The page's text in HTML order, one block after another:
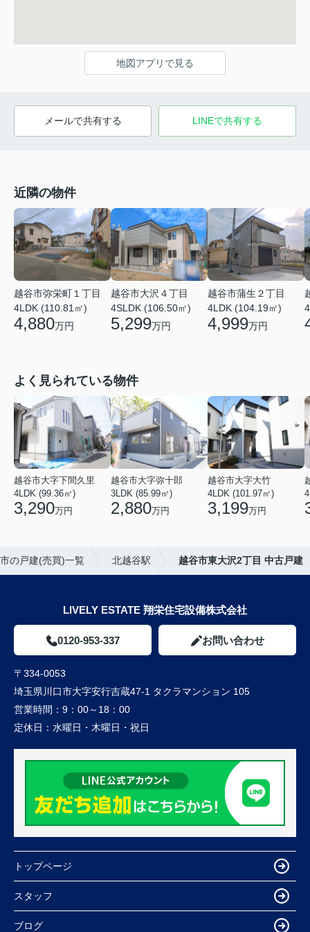
地図アプリで見る
メールで共有する LINEで共有する
近隣の物件
越谷市弥栄町１丁目
4LDK (110.81㎡)
4,880万円
越谷市大沢４丁目
4SLDK (106.50㎡)
5,299万円
越谷市蒲生２丁目
4LDK (104.19㎡)
4,999万円
よく見られている物件
越谷市大字下間久里
4LDK (99.36㎡)
3,290万円
越谷市大字弥十郎
3LDK (85.99㎡)
2,880万円
越谷市大字大竹
4LDK (101.97㎡)
3,199万円
の戸建(売買)一覧 北越谷駅 越谷市東大沢2丁目 中古戸建
LIVELY ESTATE 翔栄住宅設備株式会社
0120-953-337 お問い合わせ
〒334-0053
埼玉県川口市大字安行吉蔵47-1 タクラマンション 105
営業時間： 9：00～18：00
定休日： 水曜日・木曜日・祝日
トップページ
スタッフ
ブログ